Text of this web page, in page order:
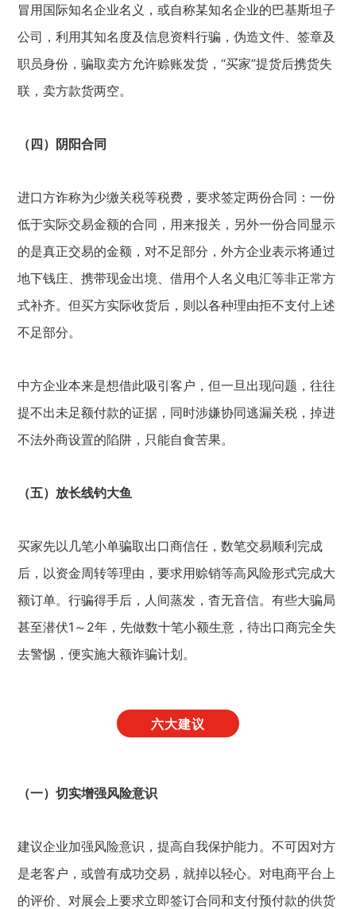
冒用国际知名企业名义，或自称某知名企业的巴基斯坦子
公司，利用其知名度及信息资料行骗，伪造文件、签章及
职员身份，骗取卖方允许赊账发货，“买家”提货后携货失
联，卖方款货两空。
（四）阴阳合同
进口方诈称为少缴关税等税费，要求签定两份合同：一份
低于实际交易金额的合同，用来报关，另外一份合同显示
的是真正交易的金额，对不足部分，外方企业表示将通过
地下钱庄、携带现金出境、借用个人名义电汇等非正常方
式补齐。但买方实际收货后，则以各种理由拒不支付上述
不足部分。
中方企业本来是想借此吸引客户，但一旦出现问题，往往
提不出未足额付款的证据，同时涉嫌协同逃漏关税，掉进
不法外商设置的陷阱，只能自食苦果。
（五）放长线钓大鱼
买家先以几笔小单骗取出口商信任，数笔交易顺利完成
后，以资金周转等理由，要求用赊销等高风险形式完成大
额订单。行骗得手后，人间蒸发，杳无音信。有些大骗局
甚至潜伏1～2年，先做数十笔小额生意，待出口商完全失
去警惕，便实施大额诈骗计划。
六大建议
（一）切实增强风险意识
建议企业加强风险意识，提高自我保护能力。不可因对方
是老客户，或曾有成功交易，就掉以轻心。对电商平台上
的评价、对展会上要求立即签订合同和支付预付款的供货